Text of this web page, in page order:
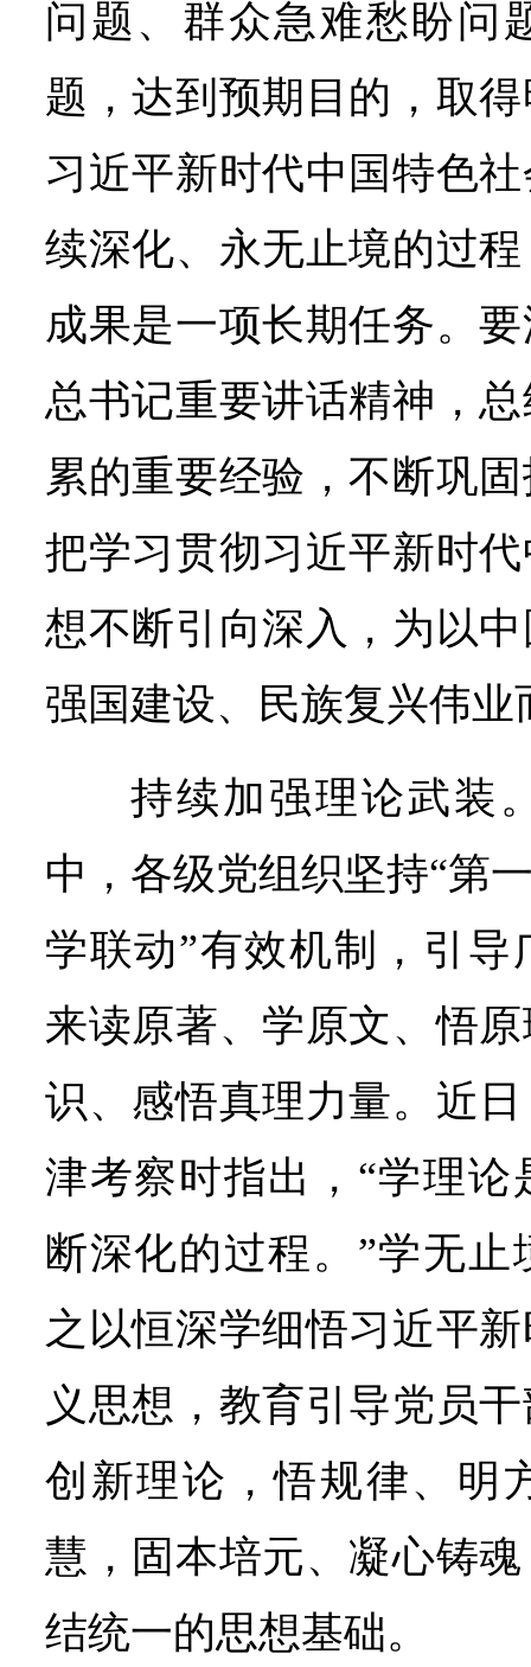
问题、群众急难愁盼问
题，达到预期目的，取
习近平新时代中国特色
续深化、永无止境的过
成果是一项长期任务。
总书记重要讲话精神，
累的重要经验，不断巩
把学习贯彻习近平新时
想不断引向深入，为以
强国建设、民族复兴伟业
持续加强理论武装
中，各级党组织坚持“第
学联动”有效机制，引
来读原著、学原文、悟
识、感悟真理力量。近
津考察时指出，“学理
断深化的过程。”学无
之以恒深学细悟习近平
义思想，教育引导党员
创新理论，悟规律、明
慧，固本培元、凝心铸
结统一的思想基础。